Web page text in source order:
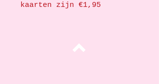
kaarten zijn €1,95